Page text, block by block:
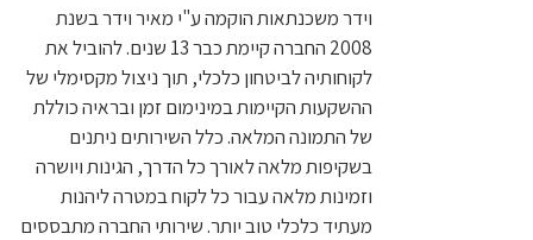
וידר משכנתאות הוקמה ע"י מאיר וידר בשנת
2008 החברה קיימת כבר 13 שנים. להוביל את
לקוחותיה לביטחון כלכלי, תוך ניצול מקסימלי של
ההשקעות הקיימות במינימום זמן ובראיה כוללת
של התמונה המלאה. כלל השירותים ניתנים
בשקיפות מלאה לאורך כל הדרך, הגינות ויושרה
וזמינות מלאה עבור כל לקוח במטרה ליהנות
מעתיד כלכלי טוב יותר. שירותי החברה מתבססים